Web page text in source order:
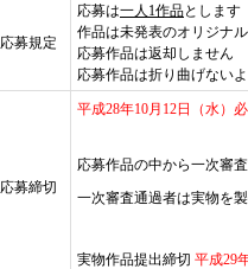
応募規定
応募は一人1作品とします
作品は未発表のオリジナ
応募作品は返却しません
応募作品は折り曲げない
応募締切
平成28年10月12日（水）
応募作品の中から一次審
一次審査通過者は実物を
実物作品提出締切 平成29